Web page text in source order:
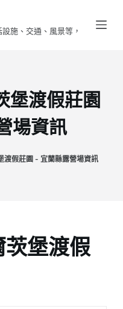
施、交通、風景等，
堡渡假莊園
場資訊
渡假莊園 - 宜蘭縣露營場資訊
茨堡渡假